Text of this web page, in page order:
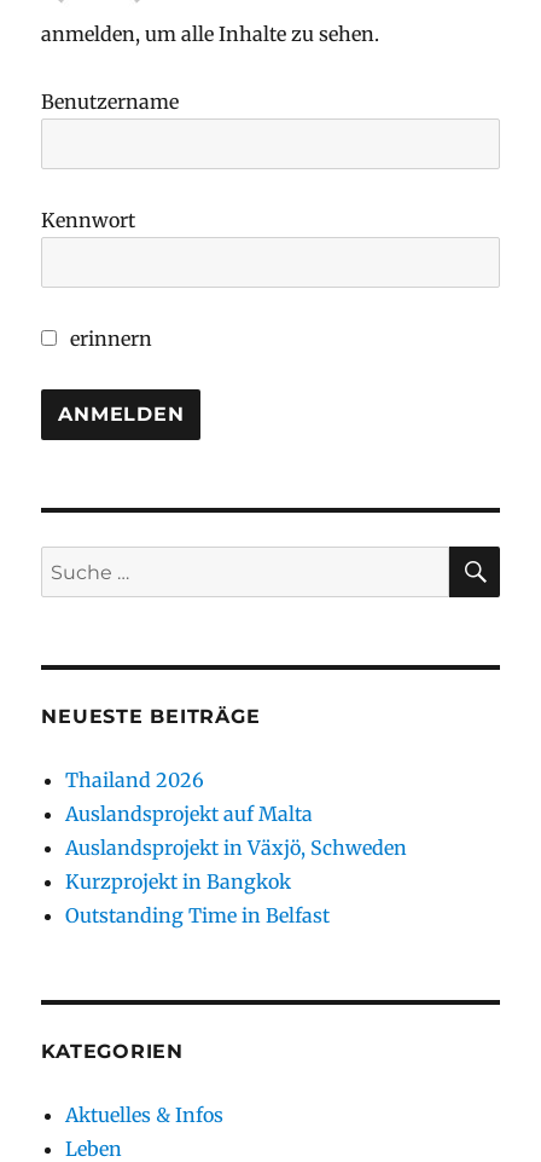
anmelden, um alle Inhalte zu sehen.
Benutzername
Kennwort
erinnern
Suche
nach:
NEUESTE BEITRÄGE
Thailand 2026
Auslandsprojekt auf Malta
Auslandsprojekt in Växjö, Schweden
Kurzprojekt in Bangkok
Outstanding Time in Belfast
KATEGORIEN
Aktuelles & Infos
Leben